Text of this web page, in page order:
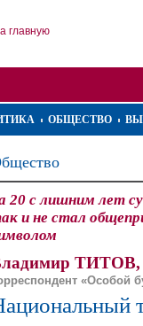
главную
ОБЩЕСТВО
20 с лишним лет
и не стал
ТИТОВ,
«Особой